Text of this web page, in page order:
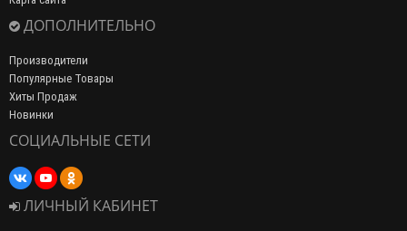
ДОПОЛНИТЕЛЬНО
Производители
Популярные Товары
Хиты Продаж
Новинки
СОЦИАЛЬНЫЕ СЕТИ
ЛИЧНЫЙ КАБИНЕТ